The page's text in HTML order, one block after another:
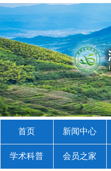
首页 新闻中心
学术科普 会员之家